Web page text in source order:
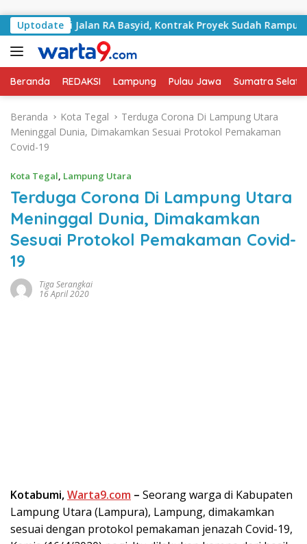
Uptodate
Jalan RA Basyid, Kontrak Proyek Sudah Rampung
Beranda REDAKSI Lampung Pulau Jawa Sumatra
Beranda Kota Tegal
Terduga Corona Di Lampung Utara
Meninggal Dunia, Dimakamkan Sesuai Protokol Pemakaman
Covid-19
Kota Tegal, Lampung Utara
Terduga Corona Di Lampung Utara
Meninggal Dunia, Dimakamkan
Sesuai Protokol Pemakaman Covid-
19
Tiga Serangkai
16 April 2020
Kotabumi,Warta9.com – Seorang warga di Kabupaten
Lampung Utara (Lampura), Lampung, dimakamkan
sesuai dengan protokol pemakaman jenazah Covid-19,